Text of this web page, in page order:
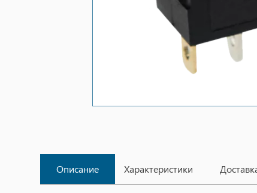
Описание Характеристики